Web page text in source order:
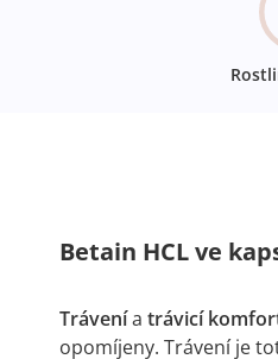
Betain HCL ve
Trávenía trávicí
opomíjeny. Trávení je